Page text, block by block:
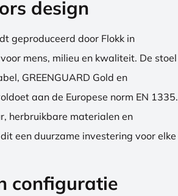
design
geproduceerd door Flokk in
mens, milieu en kwaliteit. De stoel
GREENGUARD Gold en
aan de Europese norm EN 1335.
herbruikbare materialen en
een duurzame investering voor elke
configuratie